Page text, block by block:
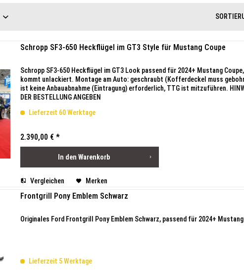
Schropp SF3-650 Heckflügel im GT3 Style für Mustang Coupe
Schropp SF3-650 Heckflügel im GT3 Look passend für 2024+ Mustang
kommt unlackiert. Montage am Auto: geschraubt (Kofferdeckel muss
ist keine Anbauabnahme (Eintragung) erforderlich, TTG ist mitzuführen.
DER BESTELLUNG ANGEBEN
Lieferzeit 60 Werktage
2.390,00 € *
In den Warenkorb
Vergleichen Merken
Frontgrill Pony Emblem Schwarz
Originales Ford Frontgrill Pony Emblem Schwarz, passend für 2024+ Mustang
Lieferzeit 5 Werktage